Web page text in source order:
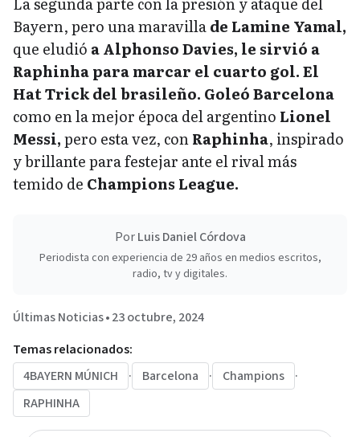
Bayern, pero una maravillade Lamine Yamal,
que eludió a Alphonso Davies, le sirvió a
Raphinha para marcar el cuarto gol. El
Hat Trick del brasileño. Goleó Barcelona
como en la mejor época del argentino Lionel
Messi,pero esta vez, conRaphinha, inspirado
y brillante para festejar ante el rival más
temido de Champions League.
PorLuis Daniel Córdova
Periodista con experiencia de 29 años en medios escritos,
radio, tv y digitales.
Últimas Noticias•23 octubre, 2024
Temas relacionados:
4BAYERN MÚNICH
· Barcelona · Champions
·
RAPHINHA